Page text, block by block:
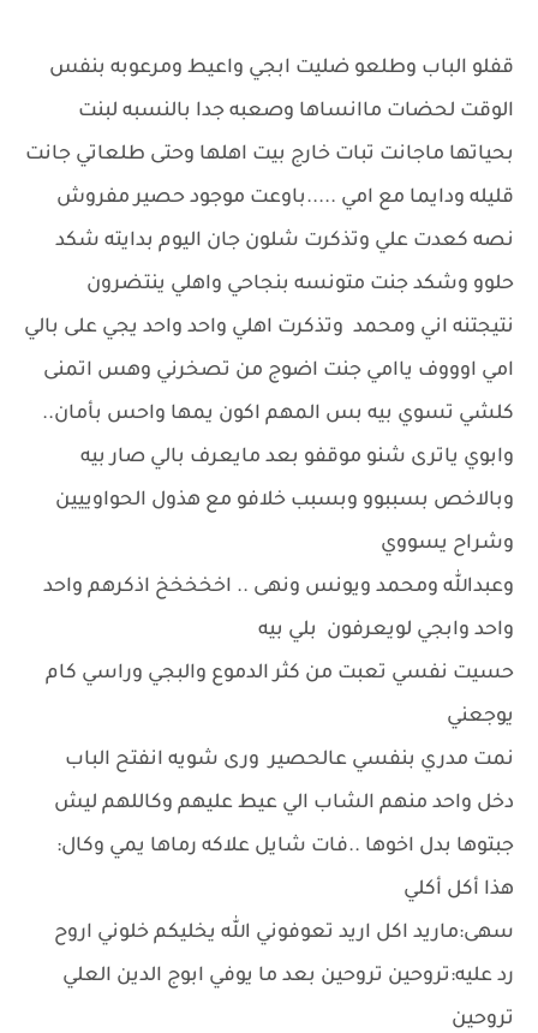
قفلو الباب وطلعو ضليت ابجي واعيط ومرعوبه بنفس
الوقت لحضات ماانساها وصعبه جدا بالنسبه لبنت
بحياتها ماجانت تبات خارج بيت اهلها وحتى طلعاتي جانت
قليله ودايما مع امي .....باوعت موجود حصير مفروش
نصه كعدت علي وتذكرت شلون جان اليوم بدايته شكد
حلوو وشكد جنت متونسه بنجاحي واهلي ينتضرون
نتيجتنه اني ومحمد وتذكرت اهلي واحد واحد يجي على بالي
امي اوووف ياامي جنت اضوج من تصخرني وهس اتمنى
كلشي تسوي بيه بس المهم اكون يمها واحس بأمان..
وابوي ياترى شنو موقفو بعد مايعرف بالي صار بيه
وبالاخص بسببوو وبسبب خلافو مع هذول الحواوييين
وشراح يسووي
وعبدالله ومحمد ويونس ونهى .. اخخخخخ اذكرهم واحد
واحد وابجي لويعرفون بلي بيه
حسيت نفسي تعبت من كثر الدموع والبجي وراسي كام
يوجعني
نمت مدري بنفسي عالحصير ورى شويه انفتح الباب
دخل واحد منهم الشاب الي عيط عليهم وكاللهم ليش
جبتوها بدل اخوها ..فات شايل علاكه رماها يمي وكال:
هذا أكل أكلي
سهى:ماريد اكل اريد تعوفوني الله يخليكم خلوني اروح
رد عليه:تروحين تروحين بعد ما يوفي ابوج الدين العلي
تروحين